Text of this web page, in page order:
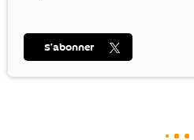
S’abonner